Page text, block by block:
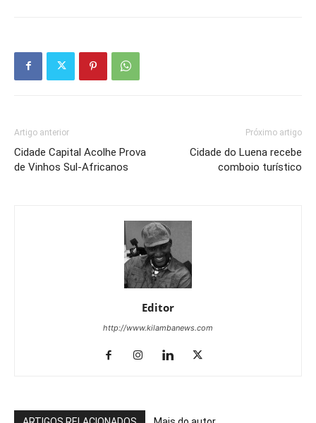
Artigo anterior
Cidade Capital Acolhe Prova
de Vinhos Sul-Africanos
Próximo artigo
Cidade do Luena recebe
comboio turístico
Editor
http://www.kilambanews.com